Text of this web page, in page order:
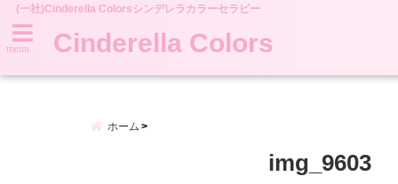
(一社)Cinderella Colorsシンデレラカラーセラピー
menu Cinderella Colors
ホーム
img_9603